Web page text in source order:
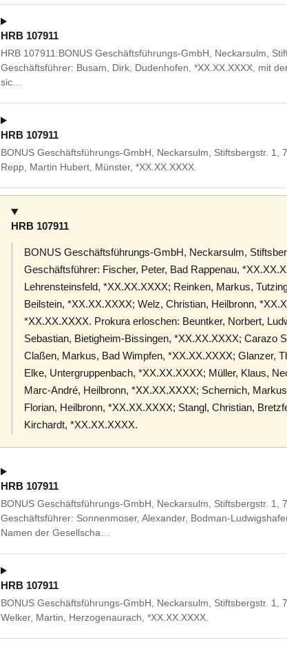
HRB 107911
HRB 107911:BONUS Geschäftsführungs-GmbH, Neckarsulm,
Geschäftsführer: Busam, Dirk, Dudenhofen, *XX.XX.XXXX, mit
sic…
HRB 107911
BONUS Geschäftsführungs-GmbH, Neckarsulm, Stiftsbergstr. 1,
Repp, Martin Hubert, Münster, *XX.XX.XXXX.
HRB 107911
BONUS Geschäftsführungs-GmbH, Neckarsulm,
Geschäftsführer: Fischer, Peter, Bad Rappenau,
Lehrensteinsfeld, *XX.XX.XXXX; Reinken, Markus,
Beilstein, *XX.XX.XXXX; Welz, Christian, Heilbronn,
*XX.XX.XXXX. Prokura erloschen: Beuntker, Norbert,
Sebastian, Bietigheim-Bissingen, *XX.XX.XXXX; Carazo
Claßen, Markus, Bad Wimpfen, *XX.XX.XXXX; Glanzer,
Elke, Untergruppenbach, *XX.XX.XXXX; Müller, Klaus,
Marc-André, Heilbronn, *XX.XX.XXXX; Schernich,
Florian, Heilbronn, *XX.XX.XXXX; Stangl, Christian,
Kirchardt, *XX.XX.XXXX.
HRB 107911
BONUS Geschäftsführungs-GmbH, Neckarsulm, Stiftsbergstr. 1,
Geschäftsführer: Sonnenmoser, Alexander, Bodman-
Namen der Gesellscha…
HRB 107911
BONUS Geschäftsführungs-GmbH, Neckarsulm, Stiftsbergstr. 1,
Welker, Martin, Herzogenaurach, *XX.XX.XXXX.